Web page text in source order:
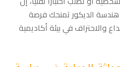
الديكور تمنحك فرصة
والاحتراف في بيئة أكاديمية